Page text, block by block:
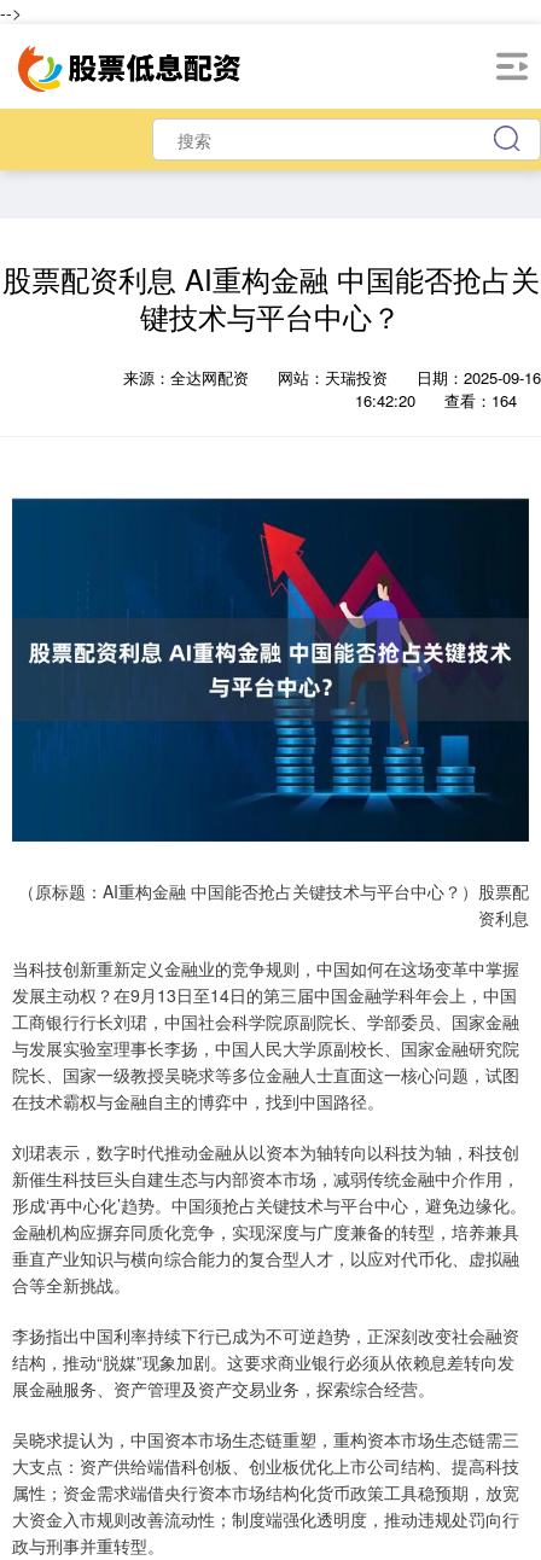
-->
股票配资利息 AI重构金融 中国能否抢占关
键技术与平台中心？
来源：全达网配资 网站：天瑞投资
日期：2025-09-16
16:42:20
查看：164
（原标题：AI重构金融 中国能否抢占关键技术与平台中心？）股票配
资利息
当科技创新重新定义金融业的竞争规则，中国如何在这场变革中掌握
发展主动权？在9月13日至14日的第三届中国金融学科年会上，中国
工商银行行长刘珺，中国社会科学院原副院长、学部委员、国家金融
与发展实验室理事长李扬，中国人民大学原副校长、国家金融研究院
院长、国家一级教授吴晓求等多位金融人士直面这一核心问题，试图
在技术霸权与金融自主的博弈中，找到中国路径。
刘珺表示，数字时代推动金融从以资本为轴转向以科技为轴，科技创
新催生科技巨头自建生态与内部资本市场，减弱传统金融中介作用，
形成‘再中心化’趋势。中国须抢占关键技术与平台中心，避免边缘化。
金融机构应摒弃同质化竞争，实现深度与广度兼备的转型，培养兼具
垂直产业知识与横向综合能力的复合型人才，以应对代币化、虚拟融
合等全新挑战。
李扬指出中国利率持续下行已成为不可逆趋势，正深刻改变社会融资
结构，推动“脱媒”现象加剧。这要求商业银行必须从依赖息差转向发
展金融服务、资产管理及资产交易业务，探索综合经营。
吴晓求提认为，中国资本市场生态链重塑，重构资本市场生态链需三
大支点：资产供给端借科创板、创业板优化上市公司结构、提高科技
属性；资金需求端借央行资本市场结构化货币政策工具稳预期，放宽
大资金入市规则改善流动性；制度端强化透明度，推动违规处罚向行
政与刑事并重转型。